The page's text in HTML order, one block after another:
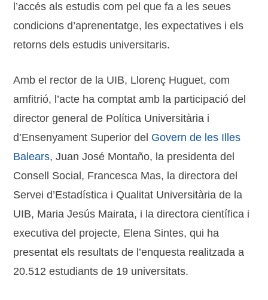
l’accés als estudis com pel que fa a les seues
condicions d’aprenentatge, les expectatives i els
retorns dels estudis universitaris.
Amb el rector de la UIB, Llorenç Huguet, com
amfitrió, l’acte ha comptat amb la participació del
director general de Política Universitària i
d’Ensenyament Superior del Govern de les Illes
Balears, Juan José Montaño, la presidenta del
Consell Social, Francesca Mas, la directora del
Servei d’Estadística i Qualitat Universitària de la
UIB, Maria Jesús Mairata, i la directora científica i
executiva del projecte, Elena Sintes, qui ha
presentat els resultats de l’enquesta realitzada a
20.512 estudiants de 19 universitats.